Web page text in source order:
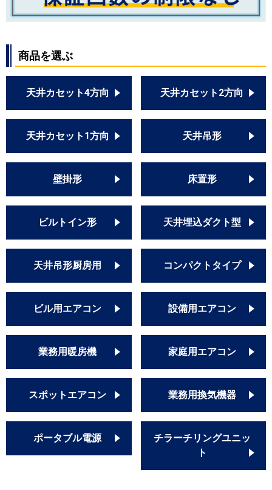
商品を選ぶ
天井カセット4方向 天井カセット2方向
天井カセット1方向 天井吊形
壁掛形 床置形
ビルトイン形 天井埋込ダクト型
天井吊形厨房用 コンパクトタイプ
ビル用エアコン 設備用エアコン
業務用暖房機 家庭用エアコン
スポットエアコン 業務用換気機器
ポータブル電源
チラーチリングユニッ
ト